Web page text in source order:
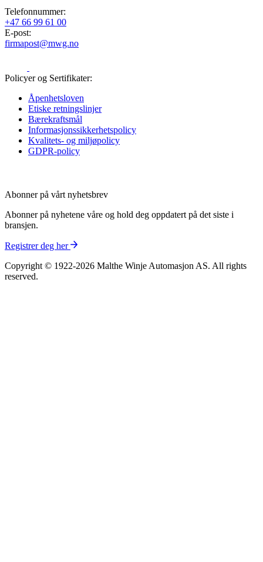
Telefonnummer:
+47 66 99 61 00
E-post:
firmapost@mwg.no
Policyer og Sertifikater:
Åpenhetsloven
Etiske retningslinjer
Bærekraftsmål
Informasjons­sikkerhetspolicy
Kvalitets- og miljøpolicy
GDPR-policy
Abonner på vårt nyhetsbrev
Abonner på nyhetene våre og hold deg oppdatert på det siste i
bransjen.
Registrer deg her
Copyright © 1922-2026 Malthe Winje Automasjon AS. All rights
reserved.